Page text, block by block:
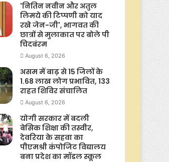
'नितिन नवीन और अतुल
लिमये की टिप्पणी को याद
रखे जेन-जी', भागवत की
छात्रों से मुलाकात पर बोले पी
चिदबंरम
August 6, 2026
असम में बाढ़ से 15 जिलों के
1.68 लाख लोग प्रभावित, 133
राहत शिविर संचालित
August 6, 2026
योगी सरकार में बदली
बेसिक शिक्षा की तस्वीर,
देवरिया के सहवा का
पीएमश्री कंपोजिट विद्यालय
बना प्रदेश का मॉडल स्कूल